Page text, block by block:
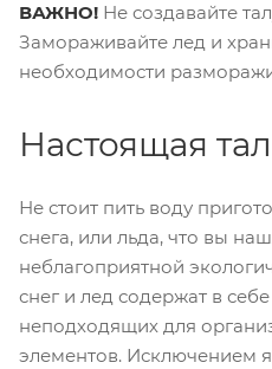
ВАЖНО! Не создавайте
Замораживайте лед и
необходимости
Настоящая
Не стоит пить воду
снега, или льда, что вы
неблагоприятной
снег и лед содержат в
неподходящих для
элементов. Исключением